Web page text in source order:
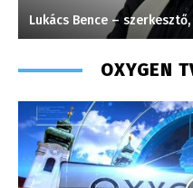
Lukács Bence –
OXYGEN